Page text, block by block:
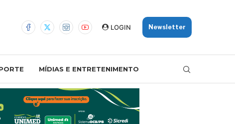
LOGIN Newsletter
MÍDIAS E ENTRETENIMENTO